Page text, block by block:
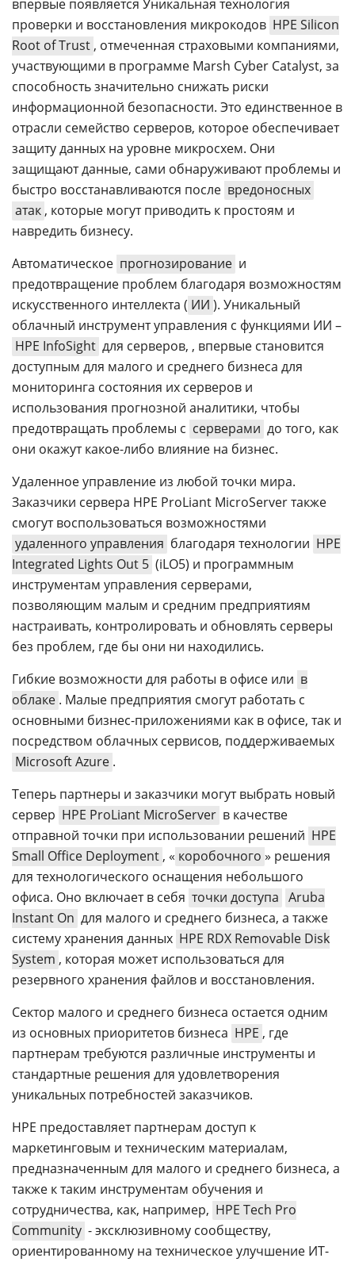
впервые появляется Уникальная технология
проверки и восстановления микрокодов HPE Silicon
Root of Trust , отмеченная страховыми компаниями,
участвующими в программе Marsh Cyber Catalyst, за
способность значительно снижать риски
информационной безопасности. Это единственное в
отрасли семейство серверов, которое обеспечивает
защиту данных на уровне микросхем. Они
защищают данные, сами обнаруживают проблемы и
быстро восстанавливаются после вредоносных
атак , которые могут приводить к простоям и
навредить бизнесу.
Автоматическое прогнозирование и
предотвращение проблем благодаря возможностям
искусственного интеллекта ( ИИ ). Уникальный
облачный инструмент управления с функциями ИИ –
HPE InfoSight для серверов, , впервые становится
доступным для малого и среднего бизнеса для
мониторинга состояния их серверов и
использования прогнозной аналитики, чтобы
предотвращать проблемы с серверами до того, как
они окажут какое-либо влияние на бизнес.
Удаленное управление из любой точки мира.
Заказчики сервера HPE ProLiant MicroServer также
смогут воспользоваться возможностями
удаленного управления благодаря технологии HPE
Integrated Lights Out 5 (iLO5) и программным
инструментам управления серверами,
позволяющим малым и средним предприятиям
настраивать, контролировать и обновлять серверы
без проблем, где бы они ни находились.
Гибкие возможности для работы в офисе или в
облаке . Малые предприятия смогут работать с
основными бизнес-приложениями как в офисе, так и
посредством облачных сервисов, поддерживаемых
Microsoft Azure .
Теперь партнеры и заказчики могут выбрать новый
сервер HPE ProLiant MicroServer в качестве
отправной точки при использовании решений HPE
Small Office Deployment , « коробочного » решения
для технологического оснащения небольшого
офиса. Оно включает в себя точки доступа Aruba
Instant On для малого и среднего бизнеса, а также
систему хранения данных HPE RDX Removable Disk
System , которая может использоваться для
резервного хранения файлов и восстановления.
Сектор малого и среднего бизнеса остается одним
из основных приоритетов бизнеса HPE , где
партнерам требуются различные инструменты и
стандартные решения для удовлетворения
уникальных потребностей заказчиков.
HPE предоставляет партнерам доступ к
маркетинговым и техническим материалам,
предназначенным для малого и среднего бизнеса, а
также к таким инструментам обучения и
сотрудничества, как, например, HPE Tech Pro
Community - эксклюзивному сообществу,
ориентированному на техническое улучшение ИТ-